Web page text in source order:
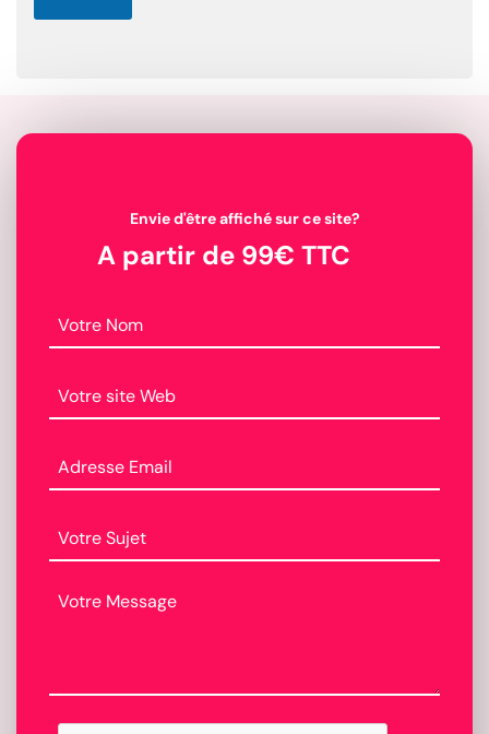
Envie d'être affiché sur ce site?
A partir de 99€ TTC